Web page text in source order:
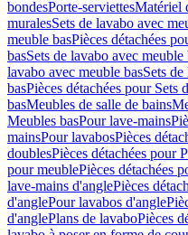
bondesPorte-serviettesMatériel
muralesSets de lavabo avec
meuble basPièces détachées
basSets de lavabo avec meuble
lavabo avec meuble basSets
basPièces détachées pour Sets
basMeubles de salle de bains
Meubles basPour lave-mains
mainsPour lavabosPièces
doublesPièces détachées pour
pour meublePièces détachées
lave-mains d'anglePièces
d'anglePour lavabos d'angle
d'anglePlans de lavaboPièces